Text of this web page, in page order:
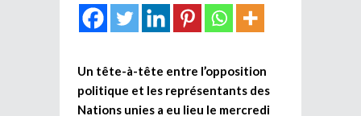
Un tête-à-tête entre l’opposition
politique et les représentants des
Nations unies a eu lieu le mercredi